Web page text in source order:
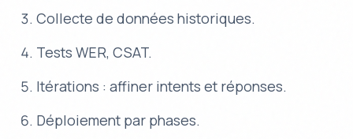
Collecte de données historiques.
Tests WER, CSAT.
Itérations : affiner intents et réponses.
Déploiement par phases.